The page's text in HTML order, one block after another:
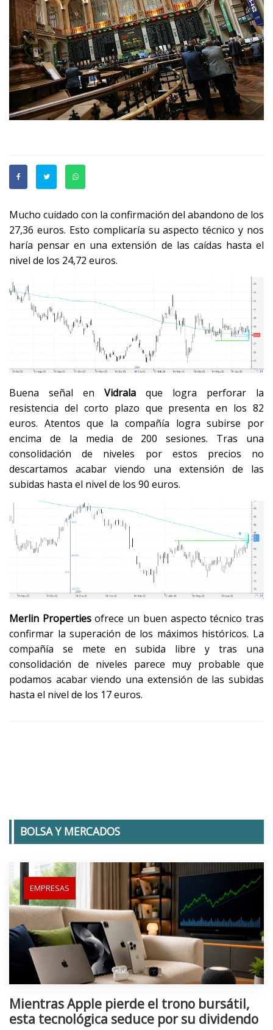
Mucho cuidado con la confirmación del abandono de los
27,36 euros. Esto complicaría su aspecto técnico y nos
haría pensar en una extensión de las caídas hasta el
nivel de los 24,72 euros.
Buena señal en Vidrala que logra perforar la
resistencia del corto plazo que presenta en los 82
euros. Atentos que la compañía logra subirse por
encima de la media de 200 sesiones. Tras una
consolidación de niveles por estos precios no
descartamos acabar viendo una extensión de las
subidas hasta el nivel de los 90 euros.
Merlin Propertiesofrece un buen aspecto técnico tras
confirmar la superación de los máximos históricos. La
compañía se mete en subida libre y tras una
consolidación de niveles parece muy probable que
podamos acabar viendo una extensión de las subidas
hasta el nivel de los 17 euros.
BOLSA Y MERCADOS
EMPRESAS
Mientras Apple pierde el trono bursátil,
esta tecnológica seduce por su dividendo